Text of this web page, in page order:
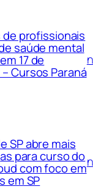
profissionais
saúde mental
17 de
Cursos Paraná
SP abre mais
para curso do
com foco em
em SP